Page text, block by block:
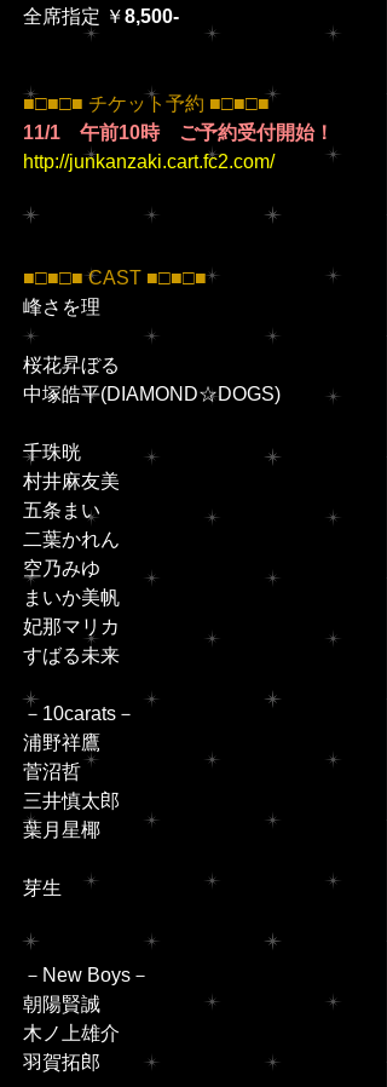
全席指定 ￥8,500-
■□■□■ チケット予約 ■□■□■
11/1　午前10時　ご予約受付開始！
http://junkanzaki.cart.fc2.com/
■□■□■ CAST ■□■□■
峰さを理
桜花昇ぼる
中塚皓平(DIAMOND☆DOGS)
千珠晄
村井麻友美
五条まい
二葉かれん
空乃みゆ
まいか美帆
妃那マリカ
すばる未来
－10carats－
浦野祥鷹
菅沼哲
三井慎太郎
葉月星椰
芽生
－New Boys－
朝陽賢誠
木ノ上雄介
羽賀拓郎